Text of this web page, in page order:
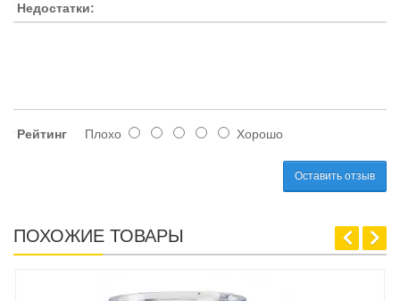
Недостатки:
Рейтинг Плохо Хорошо
Оставить отзыв
ПОХОЖИЕ ТОВАРЫ